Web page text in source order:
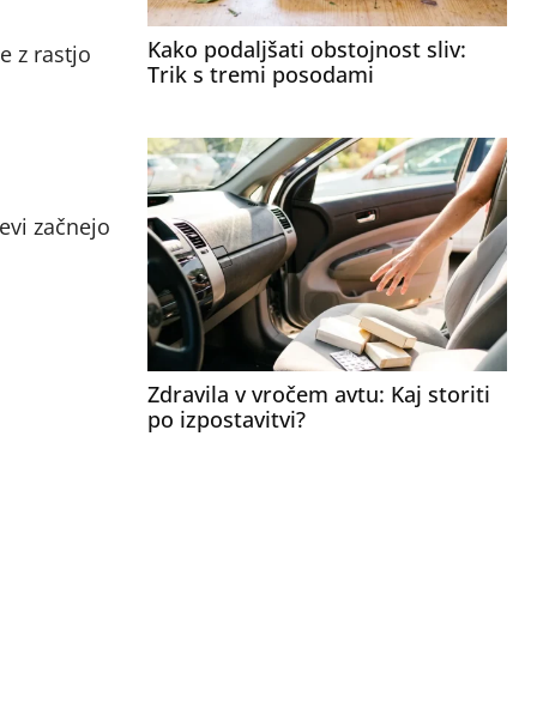
z rastjo
začnejo
Kako podaljšati obstojnost sliv:
Trik s tremi posodami
Zdravila v vročem avtu: Kaj storiti
po izpostavitvi?